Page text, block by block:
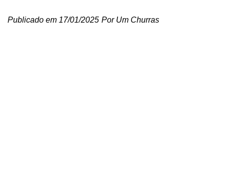
Publicado em 17/01/2025 PorUm Churras